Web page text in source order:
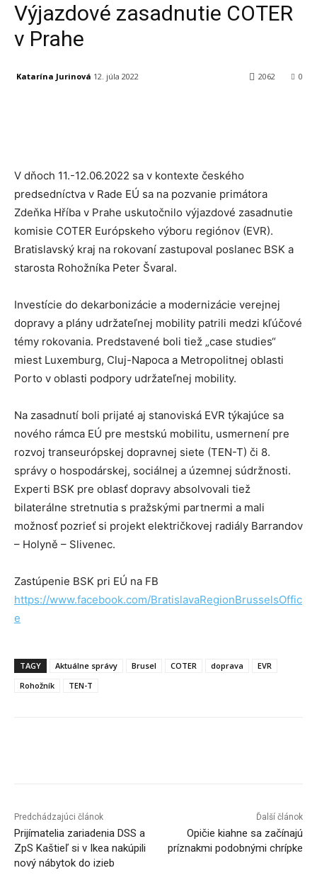
Výjazdové zasadnutie COTER
v Prahe
Katarína Jurinová 12. júla 2022 0
2062
V dňoch 11.-12.06.2022 sa v kontexte českého
predsedníctva v Rade EÚ sa na pozvanie primátora
Zdeňka Hříba v Prahe uskutočnilo výjazdové zasadnutie
komisie COTER Európskeho výboru regiónov (EVR).
Bratislavský kraj na rokovaní zastupoval poslanec BSK a
starosta Rohožníka Peter Švaral.
Investície do dekarbonizácie a modernizácie verejnej
dopravy a plány udržateľnej mobility patrili medzi kľúčové
témy rokovania. Predstavené boli tiež „case studies“
miest Luxemburg, Cluj-Napoca a Metropolitnej oblasti
Porto v oblasti podpory udržateľnej mobility.
Na zasadnutí boli prijaté aj stanoviská EVR týkajúce sa
nového rámca EÚ pre mestskú mobilitu, usmernení pre
rozvoj transeurópskej dopravnej siete (TEN-T) či 8.
správy o hospodárskej, sociálnej a územnej súdržnosti.
Experti BSK pre oblasť dopravy absolvovali tiež
bilaterálne stretnutia s pražskými partnermi a mali
možnosť pozrieť si projekt električkovej radiály Barrandov
– Holyně – Slivenec.
Zastúpenie BSK pri EÚ na FB
https://www.facebook.com/BratislavaRegionBrusselsOffic
e
TAGY Aktuálne správy Brusel COTER doprava
EVR
Rohožník
TEN-T
Predchádzajúci článok
Prijímatelia zariadenia DSS a
ZpS Kaštieľ si v Ikea nakúpili
nový nábytok do izieb
Ďalší článok
Opičie kiahne sa začínajú
príznakmi podobnými chrípke